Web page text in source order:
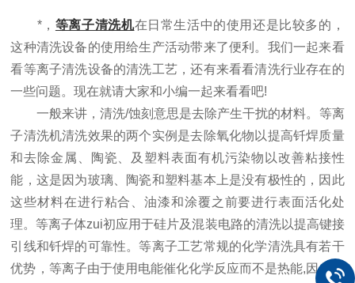
*， 等离子清洗机在日常生活中的使用还是比较多的，
这种清洗设备的使用给生产活动带来了便利。我们一起来看
看等离子清洗设备的清洗工艺，还有来看看清洗行业存在的
一些问题。现在就请大家和小编一起来看看吧!
一般来讲，清洗/蚀刻意思是去除产生干扰的材料。等离
子清洗机清洗效果的两个实例是去除氧化物以提高钎焊质量
和去除金属、陶瓷、及塑料表面有机污染物以改善粘接性
能，这是因为玻璃、陶瓷和塑料基本上是没有极性的，因此
这些材料在进行粘合、油漆和涂覆之前要进行表面活化处
理。等离子体zui初应用于硅片及混装电路的清洗以提高键接
引线和钎焊的可靠性。等离子工艺常规的化学清洗具有若干
优势，等离子由于使用电能催化化学反应而不是热能,因此提